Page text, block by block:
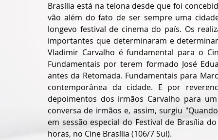
Brasília está na telona desde que foi
vão além do fato de ser sempre uma
longevo festival de cinema do país. Os
importantes que determinaram e
Vladimir Carvalho é fundamental para o
Fundamentais por terem formado José
antes da Retomada. Fundamentais para
contemporânea da cidade. E por
depoimentos dos irmãos Carvalho para
conversa de irmãos e, assim, surgiu
em sessão especial do Festival de Brasília
horas, no Cine Brasília (106/7 Sul).